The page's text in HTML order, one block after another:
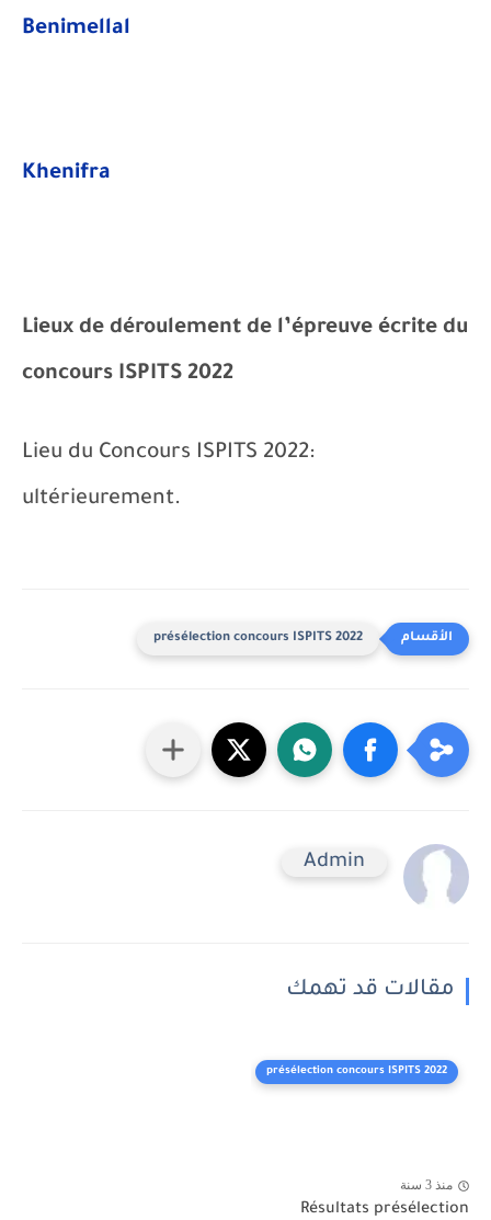
Benimellal​
Khenifra
Lieux de déroulement de l’épreuve écrite du
concours ISPITS 2022
Lieu du Concours ISPITS 2022:
ultérieurement.
présélection concours ISPITS 2022
Admin
مقالات قد تهمك
présélection concours ISPITS 2022
منذ 3 سنة
Résultats présélection